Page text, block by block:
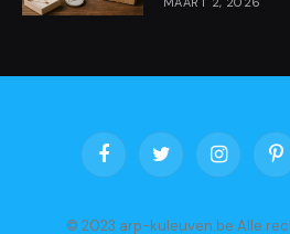
FacebookTwitter Instagram
© 2023 arp-kuleuven.be Alle